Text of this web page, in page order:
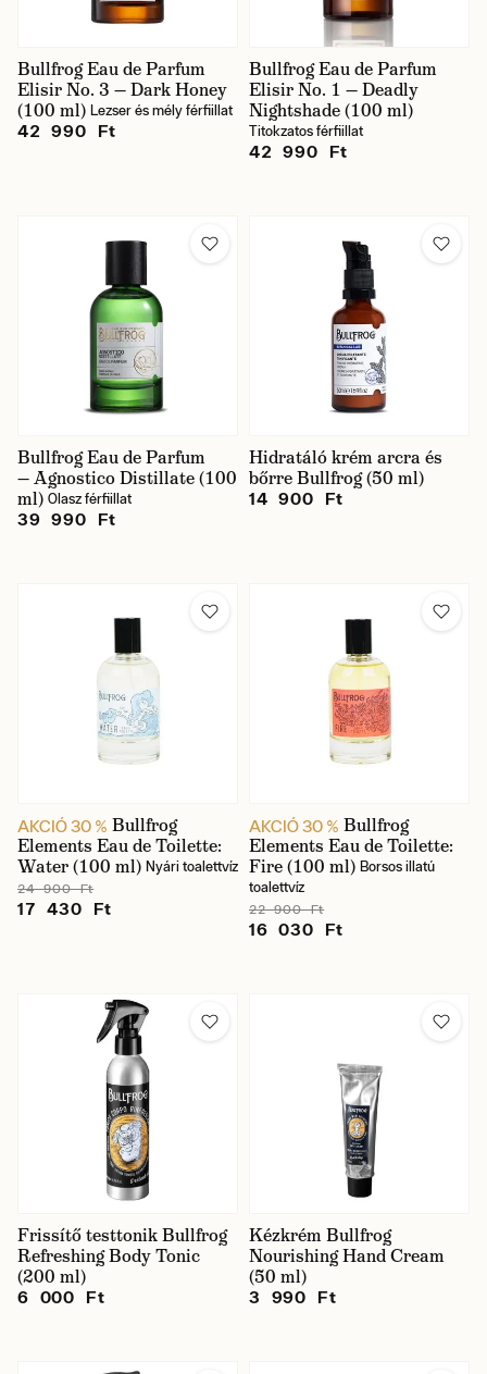
Bullfrog Eau de Parfum
Elisir No. 3 — Dark Honey
(100 ml) Lezser és mély férfiillat
42 990 Ft
Bullfrog Eau de Parfum
Elisir No. 1 — Deadly
Nightshade (100 ml)
Titokzatos férfiillat
42 990 Ft
Bullfrog Eau de Parfum
— Agnostico Distillate (100
ml) Olasz férfiillat
39 990 Ft
Hidratáló krém arcra és
bőrre Bullfrog (50 ml)
14 900 Ft
AKCIÓ 30 % Bullfrog
Elements Eau de Toilette:
Water (100 ml) Nyári toalettvíz
24 900 Ft
17 430 Ft
AKCIÓ 30 % Bullfrog
Elements Eau de Toilette:
Fire (100 ml) Borsos illatú
toalettvíz
22 900 Ft
16 030 Ft
Frissítő testtonik Bullfrog
Refreshing Body Tonic
(200 ml)
6 000 Ft
Kézkrém Bullfrog
Nourishing Hand Cream
(50 ml)
3 990 Ft